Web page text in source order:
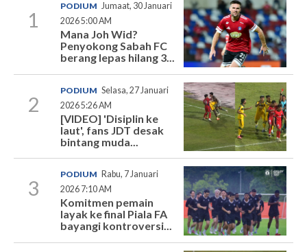
1
PODIUM Jumaat, 30 Januari
2026 5:00 AM
Mana Joh Wid?
Penyokong Sabah FC
berang lepas hilang 3...
2
PODIUM Selasa, 27 Januari
2026 5:26 AM
[VIDEO] 'Disiplin ke
laut', fans JDT desak
bintang muda...
3
PODIUM Rabu, 7 Januari
2026 7:10 AM
Komitmen pemain
layak ke final Piala FA
bayangi kontroversi...